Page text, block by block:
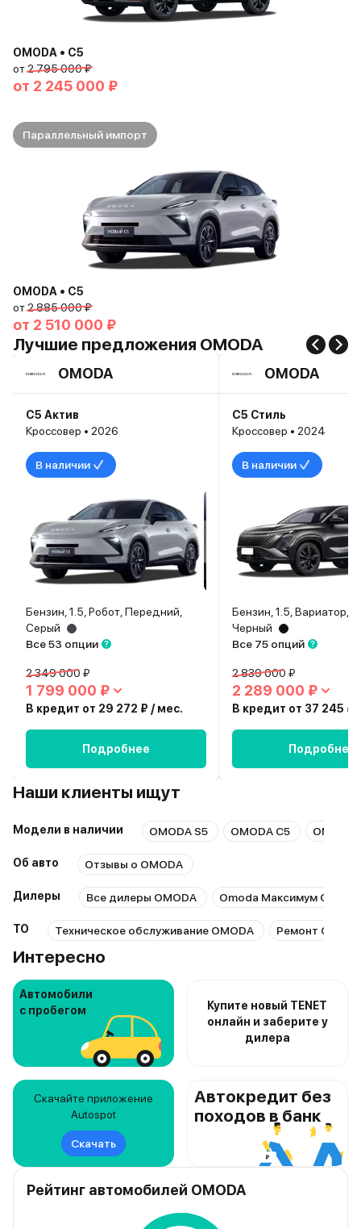
OMODA • C5
от2 795 000 ₽
от 2 245 000 ₽
Параллельный импорт
OMODA • C5
от2 885 000 ₽
от 2 510 000 ₽
Лучшие предложения OMODA
OMODA
C5 Актив
Кроссовер • 2026
В наличии
Бензин, 1.5, Робот, Передний,
Серый
Все 53 опции
2 349 000 ₽
1 799 000 ₽
В кредит от 29 272 ₽ / мес.
Подробнее
OMODA
C5 Стиль
Кроссовер • 2024
В наличии
Бензин, 1.5, Вариатор,
Черный
Все 75 опций
2 839 000 ₽
2 289 000 ₽
В кредит от 37 245 ₽
Подробнее
Наши клиенты ищут
Модели в наличии OMODA S5 OMODA C5 OMODA
Об авто Отзывы о OMODA
Дилеры Все дилеры OMODA Omoda Максимум
ТО Техническое обслуживание OMODA Ремонт
Интересно
Автомобили
с пробегом
Купите новый TENET
онлайн и заберите у
дилера
Скачайте приложение
Autospot
Скачать
Автокредит без
походов в банк
Рейтинг автомобилей OMODA